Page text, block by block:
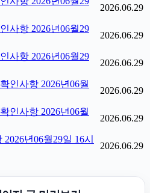
2026.06.29
사항 2026년06월29
2026.06.29
사항 2026년06월29
2026.06.29
인사항 2026년06월
2026.06.29
인사항 2026년06월
2026.06.29
년06월29일 16시
2026.06.29